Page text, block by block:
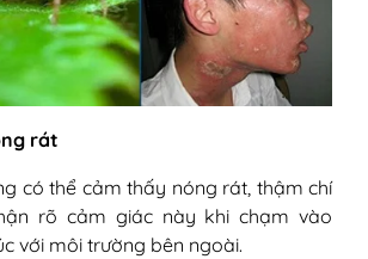
rát
có thể cảm thấy nóng rát, thậm chí
rõ cảm giác này khi chạm vào
với môi trường bên ngoài.